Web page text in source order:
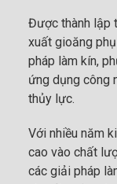
Được thành lập
xuất gioăng
pháp làm kín,
ứng dụng công
thủy lực.
Với nhiều năm
cao vào chất
các giải pháp